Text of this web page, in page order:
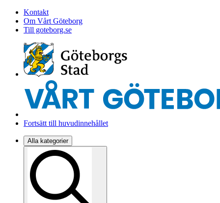
Kontakt
Om Vårt Göteborg
Till goteborg.se
Fortsätt till huvudinnehållet
Alla kategorier